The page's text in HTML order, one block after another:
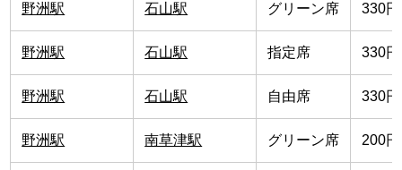
野洲駅 石山駅 グリーン席 330円
野洲駅 石山駅 指定席 330円
野洲駅 石山駅 自由席 330円
野洲駅 南草津駅 グリーン席 200円